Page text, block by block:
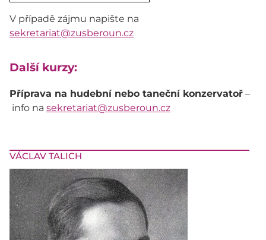
VÁCLAV TALICH
V případě zájmu napište na
sekretariat@zusberoun.cz
Další kurzy:
Příprava na hudební nebo taneční konzervatoř –
info na sekretariat@zusberoun.cz